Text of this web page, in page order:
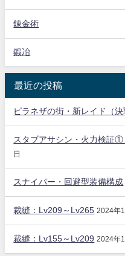
錬金術
鍛冶
最近の投稿
ピラネザの街・新レイド（決
スタブアサシン・火力検証①
日
スナイパー・回避型装備構成
裁縫：Lv209～Lv265 2024年
裁縫：Lv155～Lv209 2024年